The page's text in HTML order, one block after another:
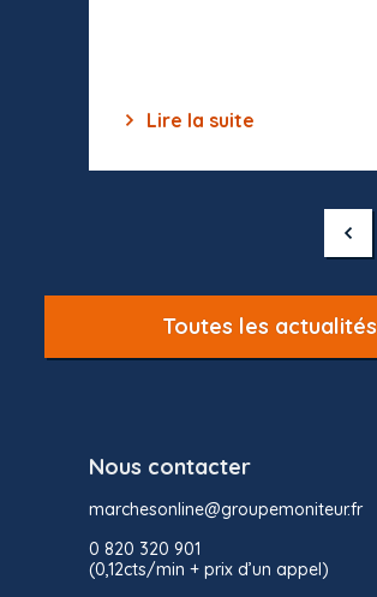
Lire la suite
Toutes les actualités
Nous contacter
marchesonline@groupemoniteur.fr
0 820 320 901
(0,12cts/min + prix d’un appel)